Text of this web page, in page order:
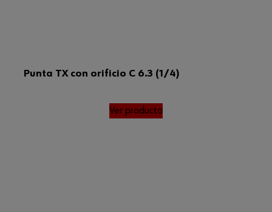
Punta TX con orificio C 6.3 (1/4)
Ver producto